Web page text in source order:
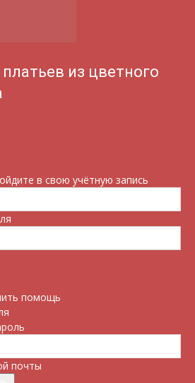
из цветного
в свою учётную запись
помощь
почты